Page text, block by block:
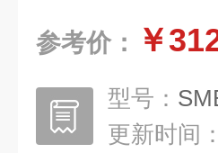
参考价： ￥
型号：
更新时间：